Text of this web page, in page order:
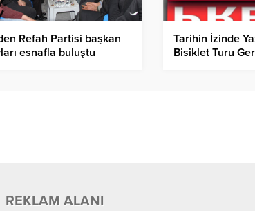
Refah Partisi başkan
esnafla buluştu
Tarihin İzinde
Bisiklet Turu
REKLAM ALANI